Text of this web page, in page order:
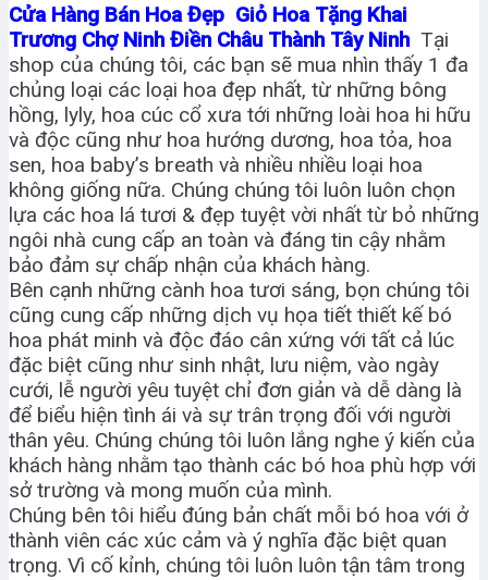
Cửa Hàng Bán Hoa Đẹp Giỏ Hoa Tặng Khai
Trương Chợ Ninh Điền Châu Thành Tây Ninh Tại
shop của chúng tôi, các bạn sẽ mua nhìn thấy 1 đa
chủng loại các loại hoa đẹp nhất, từ những bông
hồng, lyly, hoa cúc cổ xưa tới những loài hoa hi hữu
và độc cũng như hoa hướng dương, hoa tỏa, hoa
sen, hoa baby’s breath và nhiều nhiều loại hoa
không giống nữa. Chúng chúng tôi luôn luôn chọn
lựa các hoa lá tươi & đẹp tuyệt vời nhất từ bỏ những
ngôi nhà cung cấp an toàn và đáng tin cậy nhằm
bảo đảm sự chấp nhận của khách hàng.
Bên cạnh những cành hoa tươi sáng, bọn chúng tôi
cũng cung cấp những dịch vụ họa tiết thiết kế bó
hoa phát minh và độc đáo cân xứng với tất cả lúc
đặc biệt cũng như sinh nhật, lưu niệm, vào ngày
cưới, lễ người yêu tuyệt chỉ đơn giản và dễ dàng là
để biểu hiện tình ái và sự trân trọng đối với người
thân yêu. Chúng chúng tôi luôn lắng nghe ý kiến của
khách hàng nhằm tạo thành các bó hoa phù hợp với
sở trường và mong muốn của mình.
Chúng bên tôi hiểu đúng bản chất mỗi bó hoa với ở
thành viên các xúc cảm và ý nghĩa đặc biệt quan
trọng. Vì cố kỉnh, chúng tôi luôn luôn tận tâm trong